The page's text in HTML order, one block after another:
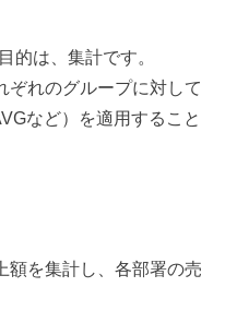
的は、集計です。
ぞれのグループに対して
など）を適用すること
額を集計し、各部署の売